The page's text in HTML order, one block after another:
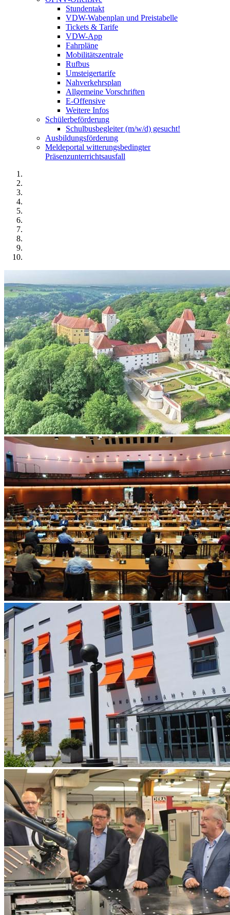
Stundentakt
VDW-Wabenplan und Preistabelle
Tickets & Tarife
VDW-App
Fahrpläne
Mobilitätszentrale
Rufbus
Umsteigertarife
Nahverkehrsplan
Allgemeine Vorschriften
E-Offensive
Weitere Infos
Schülerbeförderung
Schulbusbegleiter (m/w/d) gesucht!
Ausbildungsförderung
Meldeportal witterungsbedingter
Präsenzunterrichtsausfall